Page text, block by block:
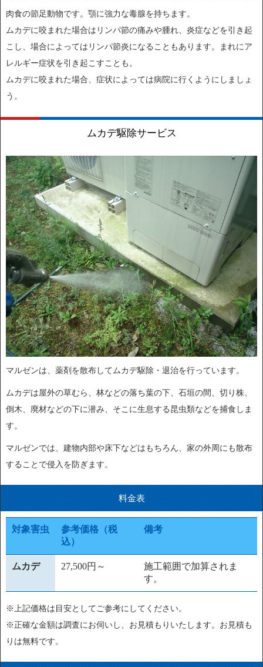
肉食の節足動物です。顎に強力な毒腺を持ちます。
ムカデに咬まれた場合はリンパ節の痛みや腫れ、炎症などを引き起
こし、場合によってはリンパ節炎になることもあります。まれにア
レルギー症状を引き起こすことも。
ムカデに咬まれた場合、症状によっては病院に行くようにしましょ
う。
ムカデ駆除サービス
マルゼンは、薬剤を散布してムカデ駆除・退治を行っています。
ムカデは屋外の草むら、林などの落ち葉の下、石垣の間、切り株、
倒木、廃材などの下に潜み、そこに生息する昆虫類などを捕食しま
す。
マルゼンでは、建物内部や床下などはもちろん、家の外周にも散布
することで侵入を防ぎます。
料金表
対象害虫
参考価格（税
込）
備考
ムカデ 27,500円～
施工範囲で加算されま
す。
※上記価格は目安としてご参考にしてください。
※正確な金額は調査にお伺いし、お見積もりいたします。お見積も
りは無料です。